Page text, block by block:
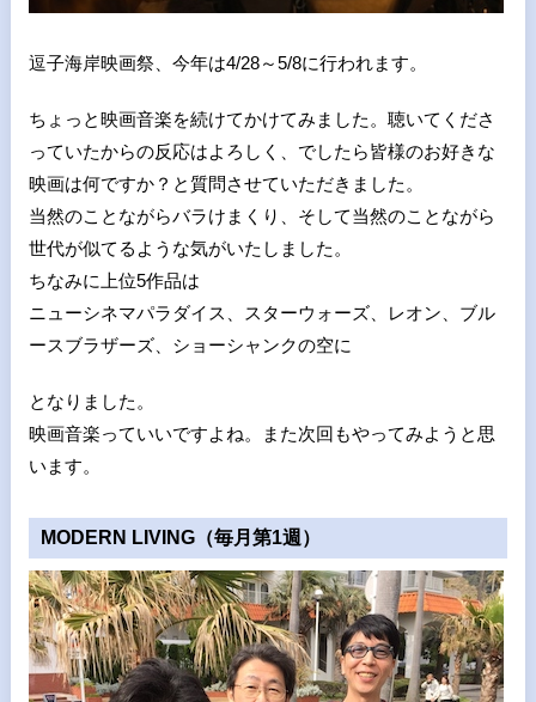
逗子海岸映画祭、今年は4/28～5/8に行われます。
ちょっと映画音楽を続けてかけてみました。聴いてくださ
っていたからの反応はよろしく、でしたら皆様のお好きな
映画は何ですか？と質問させていただきました。
当然のことながらバラけまくり、そして当然のことながら
世代が似てるような気がいたしました。
ちなみに上位5作品は
ニューシネマパラダイス、スターウォーズ、レオン、ブル
ースブラザーズ、ショーシャンクの空に
となりました。
映画音楽っていいですよね。また次回もやってみようと思
います。
MODERN LIVING（毎月第1週）